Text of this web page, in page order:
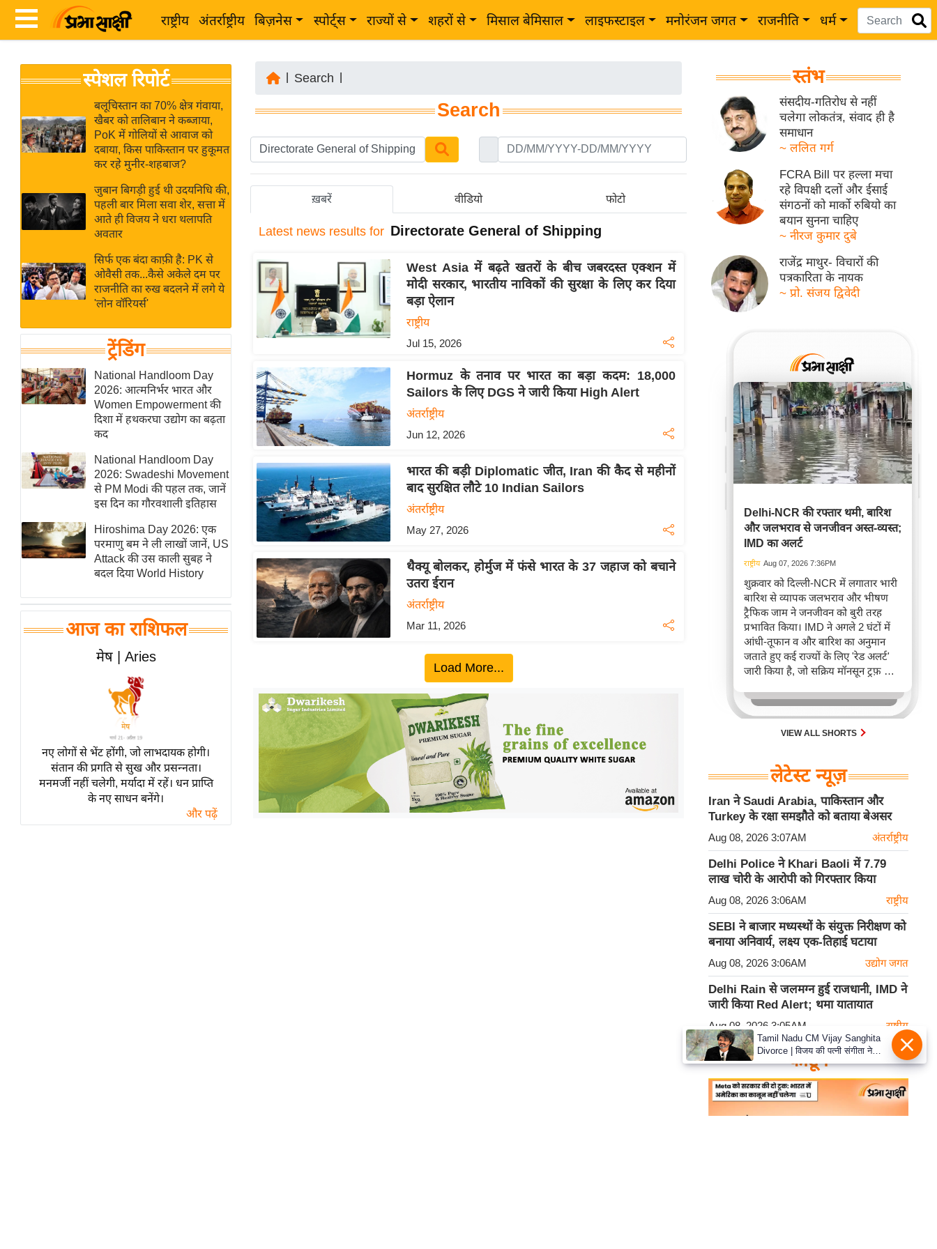
राष्ट्रीय अंतर्राष्ट्रीय बिज़नेस स्पोर्ट्स राज्यों से शहरों से मिसाल बेमिसाल लाइफस्टाइल मनोरंजन जगत राजनीति धर्म
News
Hindi
Hindi
Live
News in
Hindi
News
Hindi
Videos
ब
र
अंतर्राष्ट्रीय
बिज़नेस
उद्योग
विशेषज्ञ
राय
खेल
क्रिकेट
IPL
2026
मिसाल बेमिसाल
शख्सियत
यंग इंडिया
साहित्य जगत
ऑटो वर्ल्ड
न्यूज ब्रीफ
बॉलीवुड
हॉलीवुड
फिल्म समीक्षा
लाइफस्टाइल
टेक्नॉलॉजी
ब्यूटी/फैशन
घरेलू नुस्खे
पर्यटन स्थल
फिटनेस मंत्रा
स्पेशल रिपोर्ट
बलूचिस्तान का 70% क्षेत्र गंवाया,
खैबर को तालिबान ने कब्जाया,
PoK में गोलियों से आवाज को
दबाया, किस पाकिस्तान पर हुकूमत
कर रहे मुनीर-शहबाज?
जुबान बिगड़ी हुई थी उदयनिधि की,
पहली बार मिला सवा शेर, सत्ता में
आते ही विजय ने धरा थलापति
अवतार
सिर्फ एक बंदा काफ़ी है: PK से
ओवैसी तक...कैसे अकेले दम पर
राजनीति का रुख बदलने में लगे ये
'लोन वॉरियर्स'
ट्रेंडिंग
National Handloom Day
2026: आत्मनिर्भर भारत और
Women Empowerment की
दिशा में हथकरघा उद्योग का बढ़ता
कद
National Handloom Day
2026: Swadeshi Movement
से PM Modi की पहल तक, जानें
इस दिन का गौरवशाली इतिहास
Hiroshima Day 2026: एक
परमाणु बम ने ली लाखों जानें, US
Attack की उस काली सुबह ने
बदल दिया World History
आज का राशिफल
मेष | Aries
नए लोगों से भेंट होंगी, जो लाभदायक होगी।
संतान की प्रगति से सुख और प्रसन्नता।
मनमर्जी नहीं चलेगी, मर्यादा में रहें। धन प्राप्ति
के नए साधन बनेंगे।
और पढ़ें
Search
Search
ख़बरें वीडियो फोटो
Latest news results for Directorate General of Shipping
West Asia में बढ़ते खतरों के बीच जबरदस्त एक्शन में
मोदी सरकार, भारतीय नाविकों की सुरक्षा के लिए कर दिया
बड़ा ऐलान
राष्ट्रीय
Jul 15, 2026
Hormuz के तनाव पर भारत का बड़ा कदम: 18,000
Sailors के लिए DGS ने जारी किया High Alert
अंतर्राष्ट्रीय
Jun 12, 2026
भारत की बड़ी Diplomatic जीत, Iran की कैद से महीनों
बाद सुरक्षित लौटे 10 Indian Sailors
अंतर्राष्ट्रीय
May 27, 2026
थैक्यू बोलकर, होर्मुज में फंसे भारत के 37 जहाज को बचाने
उतरा ईरान
अंतर्राष्ट्रीय
Mar 11, 2026
Load More...
स्तंभ
संसदीय-गतिरोध से नहीं
चलेगा लोकतंत्र, संवाद ही है
समाधान
~ ललित गर्ग
FCRA Bill पर हल्ला मचा
रहे विपक्षी दलों और ईसाई
संगठनों को मार्को रुबियो का
बयान सुनना चाहिए
~ नीरज कुमार दुबे
राजेंद्र माथुर- विचारों की
पत्रकारिता के नायक
~ प्रो. संजय द्विवेदी
Delhi-NCR की रफ्तार थमी, बारिश
और जलभराव से जनजीवन अस्त-व्यस्त;
IMD का अलर्ट
राष्ट्रीय Aug 07, 2026 7:36PM
शुक्रवार को दिल्ली-NCR में लगातार भारी
बारिश से व्यापक जलभराव और भीषण
ट्रैफिक जाम ने जनजीवन को बुरी तरह
प्रभावित किया। IMD ने अगले 2 घंटों में
आंधी-तूफान व और बारिश का अनुमान
जताते हुए कई राज्यों के लिए 'रेड अलर्ट'
जारी किया है, जो सक्रिय मॉनसून ट्रफ़ और
जिससे यातायात बाधित होने के साथ-साथ
सफदरजंग अस्पताल में भी जलभराव की
स्थिति बनी।VIEW ALL SHORTS
लेटेस्ट न्यूज़
Iran ने Saudi Arabia, पाकिस्तान और
Turkey के रक्षा समझौते को बताया बेअसर
Aug 08, 2026 3:07AM अंतर्राष्ट्रीय
Delhi Police ने Khari Baoli में 7.79
लाख चोरी के आरोपी को गिरफ्तार किया
Aug 08, 2026 3:06AM राष्ट्रीय
SEBI ने बाजार मध्यस्थों के संयुक्त निरीक्षण को
बनाया अनिवार्य, लक्ष्य एक-तिहाई घटाया
Aug 08, 2026 3:06AM उद्योग जगत
Delhi Rain से जलमग्न हुई राजधानी, IMD ने
जारी किया Red Alert; थमा यातायात
Aug 08, 2026 3:05AM राष्ट्रीय
कार्टून
Tamil Nadu CM Vijay Sanghita
Divorce | विजय की पत्नी संगीता ने
वापस ली तलाक की अर्जी, कोर्ट ने मामले
को किया निपटाया